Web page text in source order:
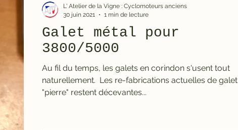
Galet métal pour
3800/5000
Au fil du temps, les galets en corindon s'usent tout
naturellement. ​ Les re-fabrications actuelles de galet
"pierre" restent décevantes...
L' Atelier de la Vigne : Cyclomoteurs anciens
30 juin 2021
1 min de lecture